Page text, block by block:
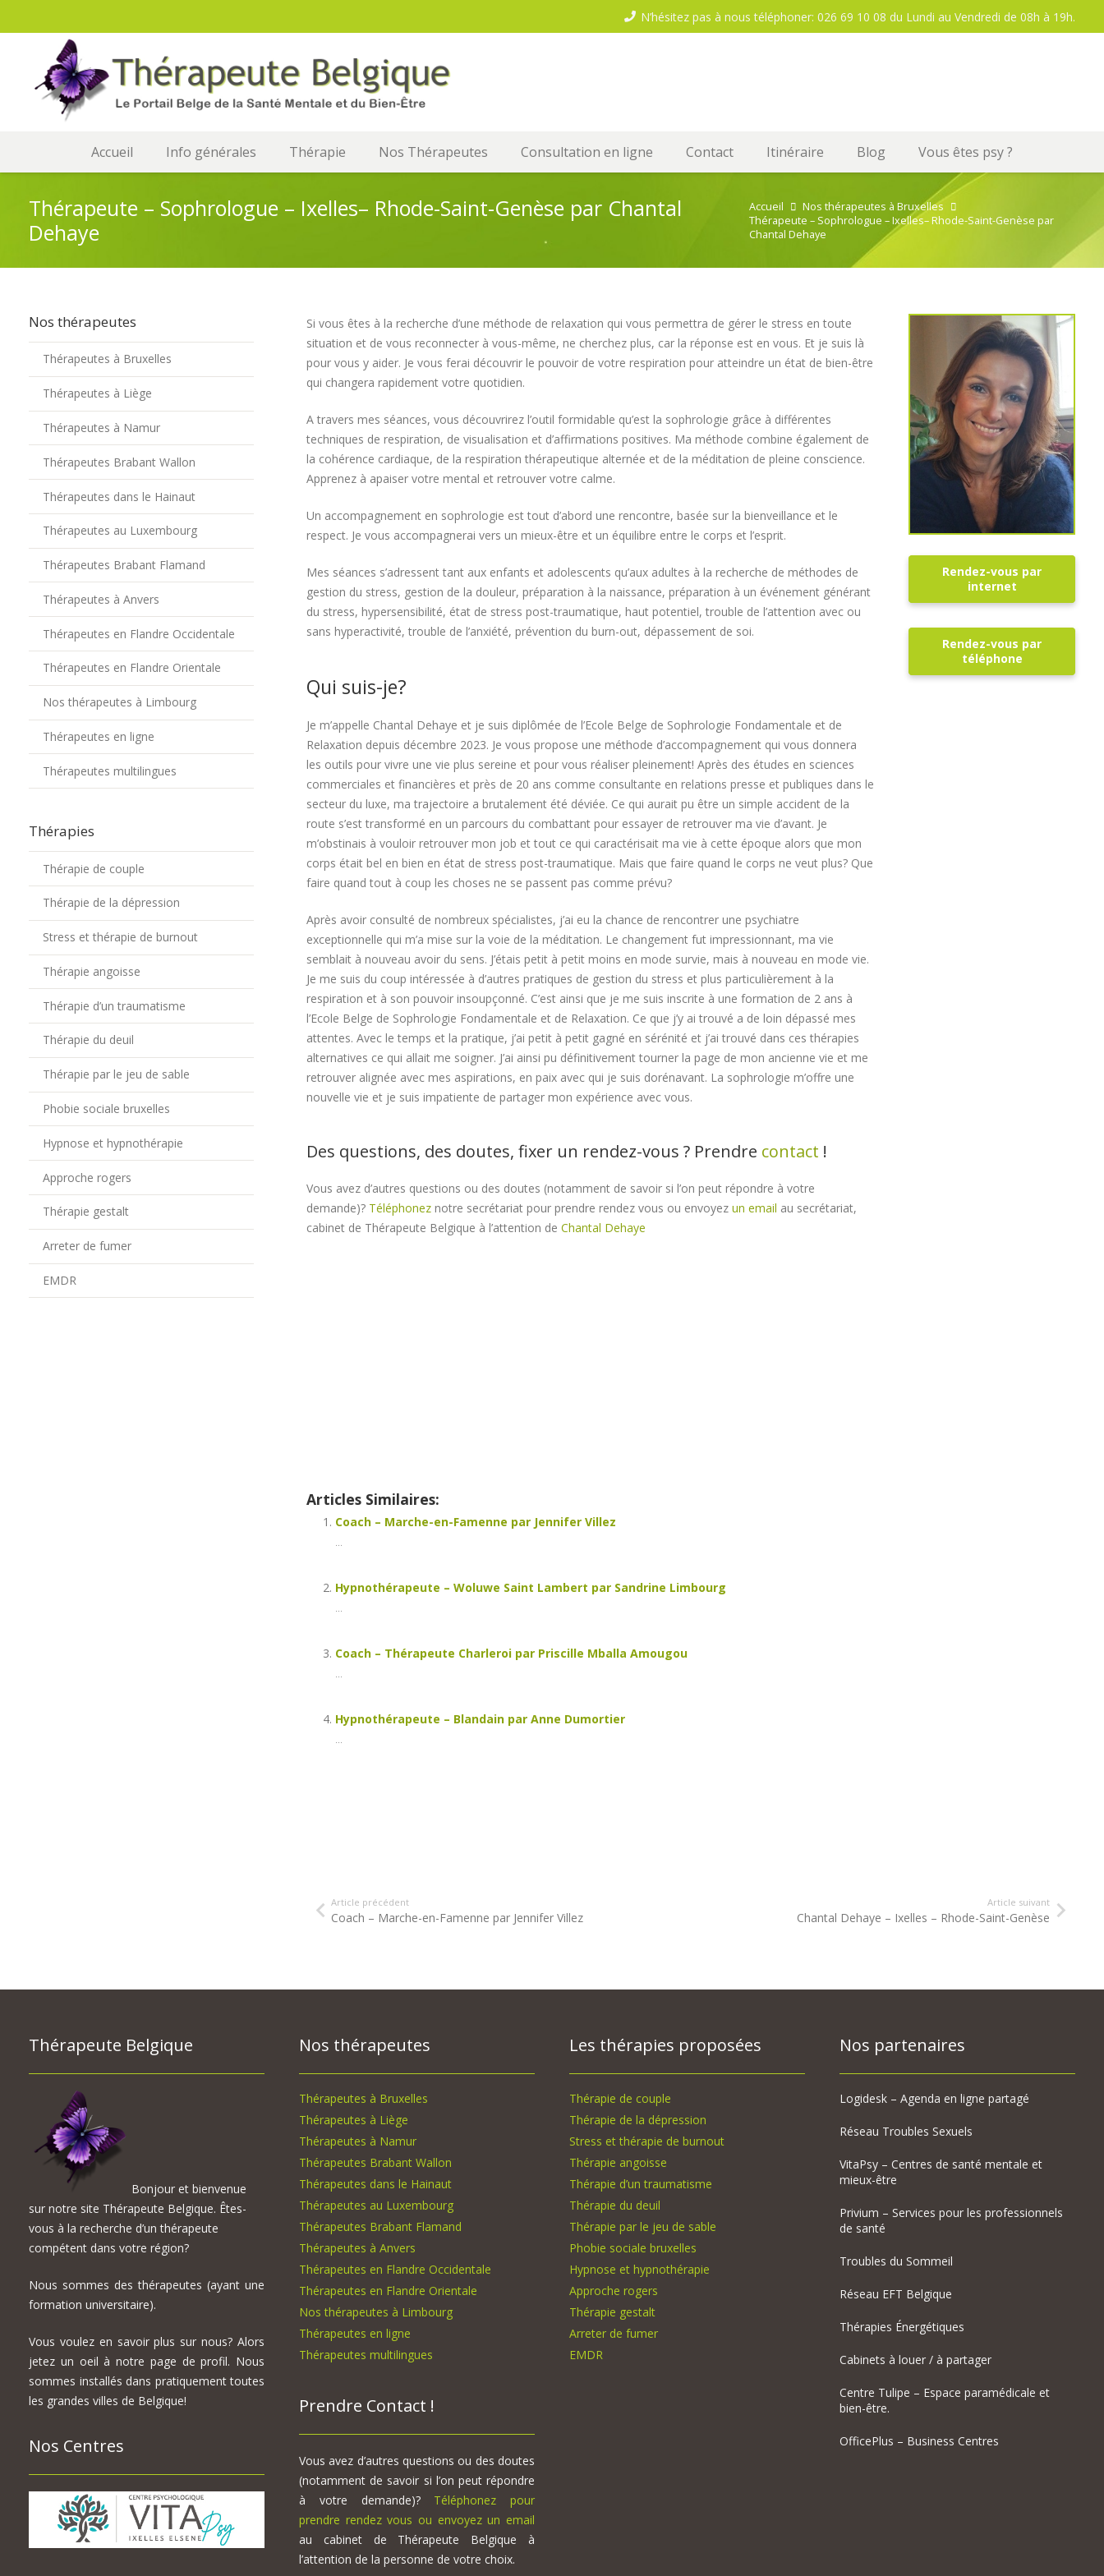
N’hésitez pas à nous téléphoner: 026 69 10 08 du Lundi au Vendredi de 08h à 19h.
Accueil Info générales Thérapie Nos Thérapeutes Consultation en ligne Contact Itinéraire Blog Vous êtes psy ?
Thérapeute – Sophrologue – Ixelles– Rhode-Saint-Genèse par Chantal
Dehaye
Accueil
Nos thérapeutes à Bruxelles
Thérapeute – Sophrologue – Ixelles– Rhode-Saint-Genèse par
Chantal Dehaye
Si vous êtes à la recherche d’une méthode de relaxation qui vous permettra de gérer le stress en toute
situation et de vous reconnecter à vous-même, ne cherchez plus, car la réponse est en vous. Et je suis là
pour vous y aider. Je vous ferai découvrir le pouvoir de votre respiration pour atteindre un état de bien-être
qui changera rapidement votre quotidien.
A travers mes séances, vous découvrirez l’outil formidable qu’est la sophrologie grâce à différentes
techniques de respiration, de visualisation et d’affirmations positives. Ma méthode combine également de
la cohérence cardiaque, de la respiration thérapeutique alternée et de la méditation de pleine conscience.
Apprenez à apaiser votre mental et retrouver votre calme.
Un accompagnement en sophrologie est tout d’abord une rencontre, basée sur la bienveillance et le
respect. Je vous accompagnerai vers un mieux-être et un équilibre entre le corps et l’esprit.
Mes séances s’adressent tant aux enfants et adolescents qu’aux adultes à la recherche de méthodes de
gestion du stress, gestion de la douleur, préparation à la naissance, préparation à un événement générant
du stress, hypersensibilité, état de stress post-traumatique, haut potentiel, trouble de l’attention avec ou
sans hyperactivité, trouble de l’anxiété, prévention du burn-out, dépassement de soi.
Qui suis-je?
Je m’appelle Chantal Dehaye et je suis diplômée de l’Ecole Belge de Sophrologie Fondamentale et de
Relaxation depuis décembre 2023. Je vous propose une méthode d’accompagnement qui vous donnera
les outils pour vivre une vie plus sereine et pour vous réaliser pleinement! Après des études en sciences
commerciales et financières et près de 20 ans comme consultante en relations presse et publiques dans le
secteur du luxe, ma trajectoire a brutalement été déviée. Ce qui aurait pu être un simple accident de la
route s’est transformé en un parcours du combattant pour essayer de retrouver ma vie d’avant. Je
m’obstinais à vouloir retrouver mon job et tout ce qui caractérisait ma vie à cette époque alors que mon
corps était bel en bien en état de stress post-traumatique. Mais que faire quand le corps ne veut plus? Que
faire quand tout à coup les choses ne se passent pas comme prévu?
Après avoir consulté de nombreux spécialistes, j’ai eu la chance de rencontrer une psychiatre
exceptionnelle qui m’a mise sur la voie de la méditation. Le changement fut impressionnant, ma vie
semblait à nouveau avoir du sens. J’étais petit à petit moins en mode survie, mais à nouveau en mode vie.
Je me suis du coup intéressée à d’autres pratiques de gestion du stress et plus particulièrement à la
respiration et à son pouvoir insoupçonné. C’est ainsi que je me suis inscrite à une formation de 2 ans à
l’Ecole Belge de Sophrologie Fondamentale et de Relaxation. Ce que j’y ai trouvé a de loin dépassé mes
attentes. Avec le temps et la pratique, j’ai petit à petit gagné en sérénité et j’ai trouvé dans ces thérapies
alternatives ce qui allait me soigner. J’ai ainsi pu définitivement tourner la page de mon ancienne vie et me
retrouver alignée avec mes aspirations, en paix avec qui je suis dorénavant. La sophrologie m’offre une
nouvelle vie et je suis impatiente de partager mon expérience avec vous.
Des questions, des doutes, fixer un rendez-vous ? Prendre contact !
Vous avez d’autres questions ou des doutes (notamment de savoir si l’on peut répondre à votre
demande)? Téléphoneznotre secrétariat pour prendre rendez vous ou envoyez un email au secrétariat,
cabinet de Thérapeute Belgique à l’attention de Chantal Dehaye
Rendez-vous par
internet
Rendez-vous par
téléphone
Articles Similaires:
Coach – Marche-en-Famenne par Jennifer Villez
...
Hypnothérapeute – Woluwe Saint Lambert par Sandrine Limbourg
...
Coach – Thérapeute Charleroi par Priscille Mballa Amougou
...
Hypnothérapeute – Blandain par Anne Dumortier
...
Article précédent
Coach – Marche-en-Famenne par Jennifer Villez
Article suivant
Chantal Dehaye – Ixelles – Rhode-Saint-Genèse
Nos thérapeutes
Thérapeutes à Bruxelles
Thérapeutes à Liège
Thérapeutes à Namur
Thérapeutes Brabant Wallon
Thérapeutes dans le Hainaut
Thérapeutes au Luxembourg
Thérapeutes Brabant Flamand
Thérapeutes à Anvers
Thérapeutes en Flandre Occidentale
Thérapeutes en Flandre Orientale
Nos thérapeutes à Limbourg
Thérapeutes en ligne
Thérapeutes multilingues
Thérapies
Thérapie de couple
Thérapie de la dépression
Stress et thérapie de burnout
Thérapie angoisse
Thérapie d’un traumatisme
Thérapie du deuil
Thérapie par le jeu de sable
Phobie sociale bruxelles
Hypnose et hypnothérapie
Approche rogers
Thérapie gestalt
Arreter de fumer
EMDR
Thérapeute Belgique
Bonjour et bienvenue
sur notre site Thérapeute Belgique. Êtes-
vous à la recherche d’un thérapeute
compétent dans votre région?
Nous sommes des thérapeutes (ayant une
formation universitaire).
Vous voulez en savoir plus sur nous? Alors
jetez un oeil à notre page de profil. Nous
sommes installés dans pratiquement toutes
les grandes villes de Belgique!
Nos Centres
Nos thérapeutes
Thérapeutes à Bruxelles
Thérapeutes à Liège
Thérapeutes à Namur
Thérapeutes Brabant Wallon
Thérapeutes dans le Hainaut
Thérapeutes au Luxembourg
Thérapeutes Brabant Flamand
Thérapeutes à Anvers
Thérapeutes en Flandre Occidentale
Thérapeutes en Flandre Orientale
Nos thérapeutes à Limbourg
Thérapeutes en ligne
Thérapeutes multilingues
Prendre Contact !
Vous avez d’autres questions ou des doutes
(notamment de savoir si l’on peut répondre
à votre demande)? Téléphonez pour
prendre rendez vous ou envoyez un email
au cabinet de Thérapeute Belgique à
l’attention de la personne de votre choix.
Les thérapies proposées
Thérapie de couple
Thérapie de la dépression
Stress et thérapie de burnout
Thérapie angoisse
Thérapie d’un traumatisme
Thérapie du deuil
Thérapie par le jeu de sable
Phobie sociale bruxelles
Hypnose et hypnothérapie
Approche rogers
Thérapie gestalt
Arreter de fumer
EMDR
Nos partenaires
Logidesk – Agenda en ligne partagé
Réseau Troubles Sexuels
VitaPsy – Centres de santé mentale et
mieux-être
Privium – Services pour les professionnels
de santé
Troubles du Sommeil
Réseau EFT Belgique
Thérapies Énergétiques
Cabinets à louer / à partager
Centre Tulipe – Espace paramédicale et
bien-être.
OfficePlus – Business Centres